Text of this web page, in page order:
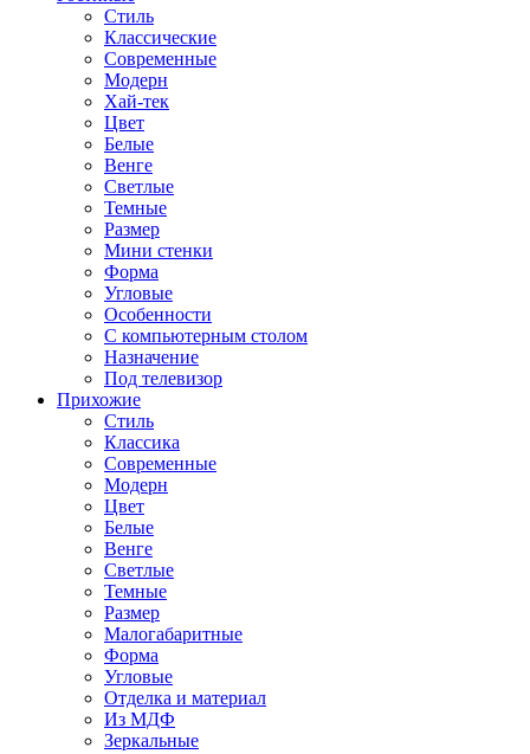
Стиль
Классические
Современные
Модерн
Хай-тек
Цвет
Белые
Венге
Светлые
Темные
Размер
Мини стенки
Форма
Угловые
Особенности
С компьютерным столом
Назначение
Под телевизор
Прихожие
Стиль
Классика
Современные
Модерн
Цвет
Белые
Венге
Светлые
Темные
Размер
Малогабаритные
Форма
Угловые
Отделка и материал
Из МДФ
Зеркальные